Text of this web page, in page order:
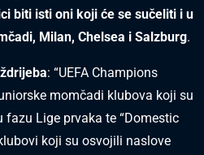
biti isti oni koji će se sučeliti i u
Milan, Chelsea i Salzburg.
: “UEFA Champions
momčadi klubova koji su
Lige prvaka te “Domestic
koji su osvojili naslove